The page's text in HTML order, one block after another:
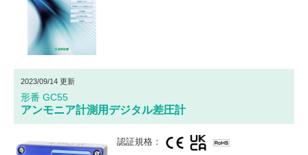
2023/09/14 更新
形番 GC55
アンモニア計測用デジタル差圧計
認証規格：